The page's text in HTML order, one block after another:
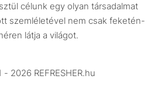
Design
Beszélgetések
Videó
célunk egy olyan társadalmat
szemléletével nem csak feketén-
látja a világot.
2026 REFRESHER.hu